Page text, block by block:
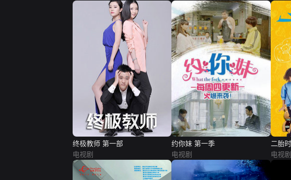
终极教师 第一部
电视剧
约你妹 第一季
电视剧
二胎
电视剧